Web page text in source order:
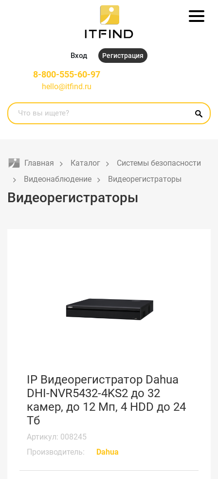
Вход Регистрация
8-800-555-60-97
hello@itfind.ru
Главная Каталог
Системы безопасности
Видеонаблюдение
Видеорегистраторы
Видеорегистраторы
IP Видеорегистратор Dahua
DHI-NVR5432-4KS2 до 32
камер, до 12 Мп, 4 HDD до 24
Тб
Артикул: 008245
Производитель:
Dahua